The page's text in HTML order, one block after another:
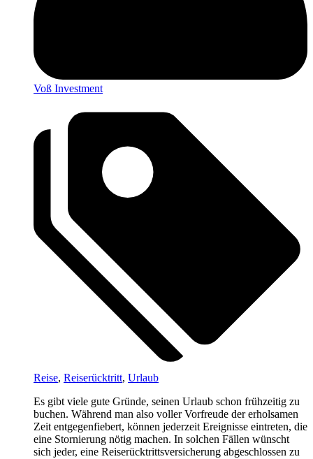
Voß Investment
Reise, Reiserücktritt, Urlaub
Es gibt viele gute Gründe, seinen Urlaub schon frühzeitig zu
buchen. Während man also voller Vorfreude der erholsamen
Zeit entgegenfiebert, können jederzeit Ereignisse eintreten, die
eine Stornierung nötig machen. In solchen Fällen wünscht
sich jeder, eine Reiserücktrittsversicherung abgeschlossen zu